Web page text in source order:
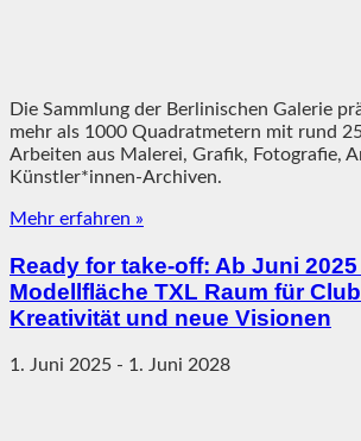
Die Sammlung der Berlinischen Galerie
mehr als 1000 Quadratmetern mit rund
Arbeiten aus Malerei, Grafik, Fotografie,
Künstler*innen-Archiven.
Mehr erfahren »
Ready for take-off: Ab Juni
Modellfläche TXL Raum für
Kreativität und neue Visionen
1. Juni 2025 - 1. Juni 2028